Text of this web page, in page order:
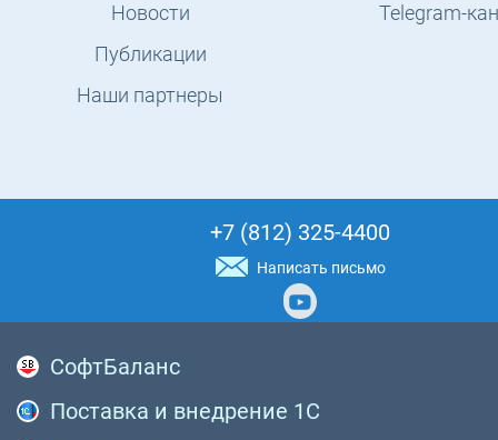
Новости
Публикации
Наши партнеры
Telegram-
+7 (812) 325-4400
Написать письмо
СофтБаланс
Поставка и внедрение 1С